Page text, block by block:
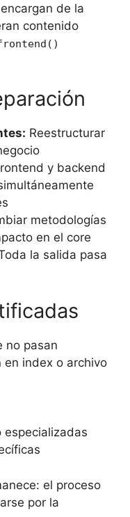
de la
contenido
Reestructurar
y backend
metodologías
en el core
la salida pasa
no pasan
en index o archivo
especializadas
el proceso
por la